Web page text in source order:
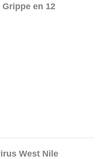
en 12
West Nile